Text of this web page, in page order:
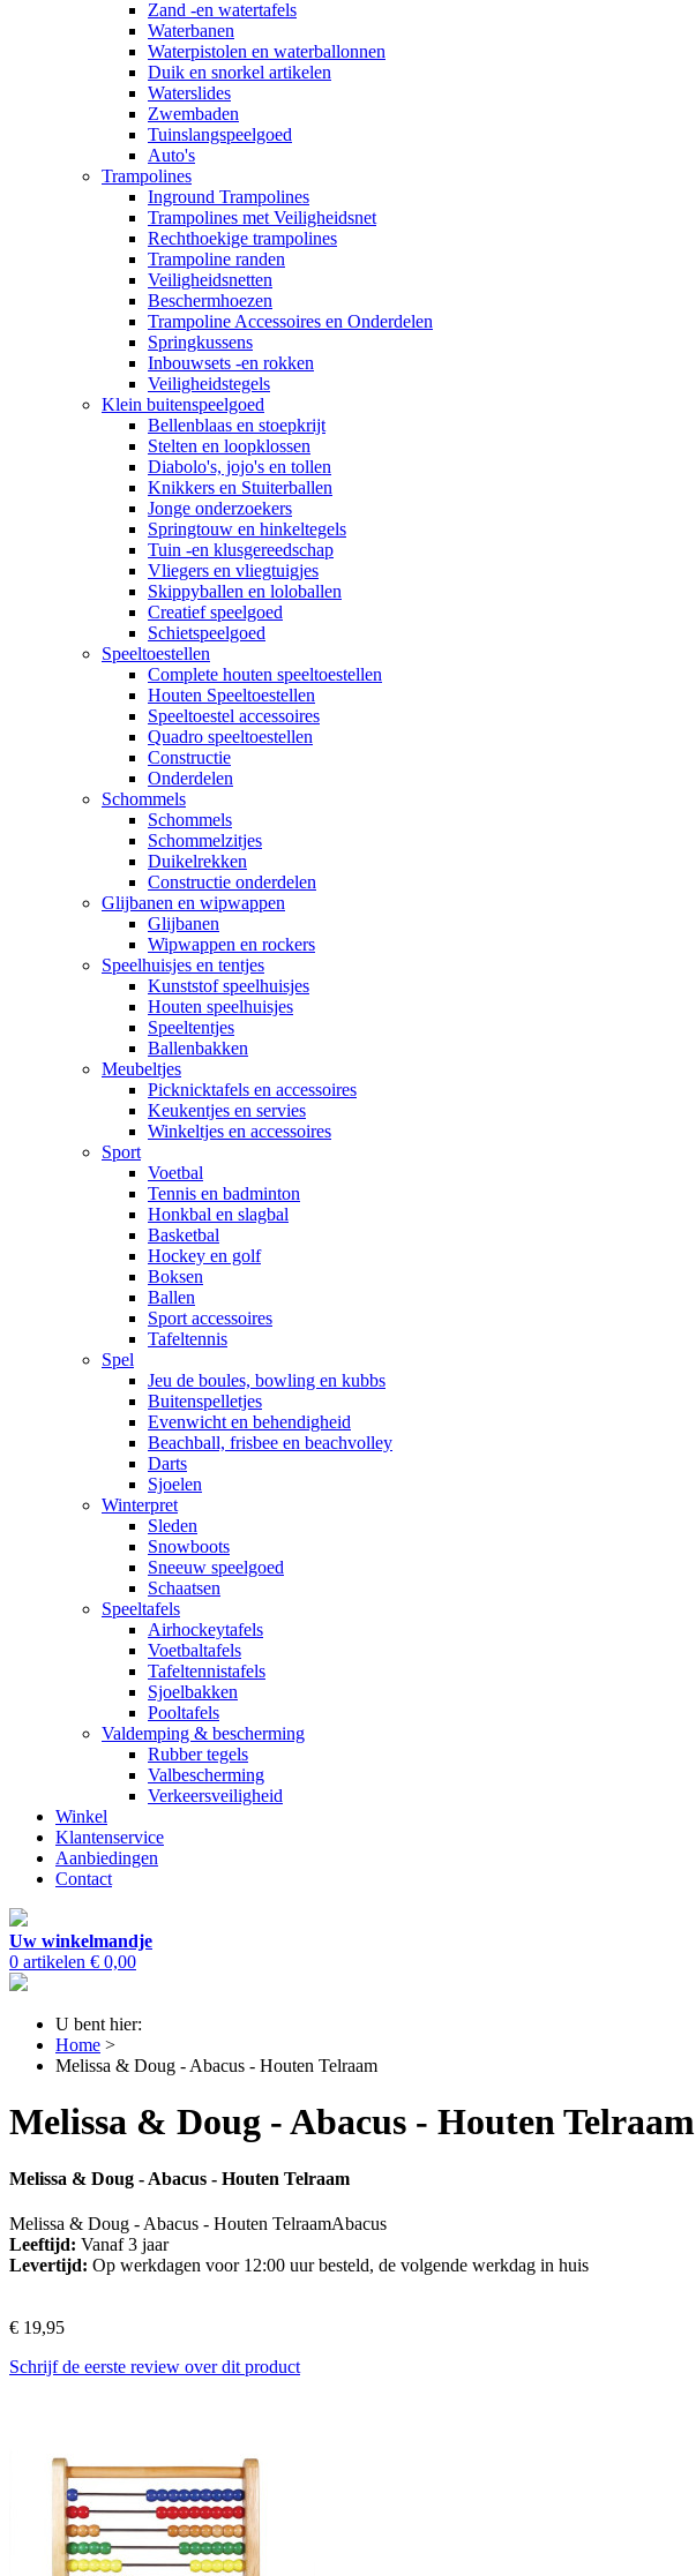
Zand -en watertafels
Waterbanen
Waterpistolen en waterballonnen
Duik en snorkel artikelen
Waterslides
Zwembaden
Tuinslangspeelgoed
Auto's
Trampolines
Inground Trampolines
Trampolines met Veiligheidsnet
Rechthoekige trampolines
Trampoline randen
Veiligheidsnetten
Beschermhoezen
Trampoline Accessoires en Onderdelen
Springkussens
Inbouwsets -en rokken
Veiligheidstegels
Klein buitenspeelgoed
Bellenblaas en stoepkrijt
Stelten en loopklossen
Diabolo's, jojo's en tollen
Knikkers en Stuiterballen
Jonge onderzoekers
Springtouw en hinkeltegels
Tuin -en klusgereedschap
Vliegers en vliegtuigjes
Skippyballen en loloballen
Creatief speelgoed
Schietspeelgoed
Speeltoestellen
Complete houten speeltoestellen
Houten Speeltoestellen
Speeltoestel accessoires
Quadro speeltoestellen
Constructie
Onderdelen
Schommels
Schommels
Schommelzitjes
Duikelrekken
Constructie onderdelen
Glijbanen en wipwappen
Glijbanen
Wipwappen en rockers
Speelhuisjes en tentjes
Kunststof speelhuisjes
Houten speelhuisjes
Speeltentjes
Ballenbakken
Meubeltjes
Picknicktafels en accessoires
Keukentjes en servies
Winkeltjes en accessoires
Sport
Voetbal
Tennis en badminton
Honkbal en slagbal
Basketbal
Hockey en golf
Boksen
Ballen
Sport accessoires
Tafeltennis
Spel
Jeu de boules, bowling en kubbs
Buitenspelletjes
Evenwicht en behendigheid
Beachball, frisbee en beachvolley
Darts
Sjoelen
Winterpret
Sleden
Snowboots
Sneeuw speelgoed
Schaatsen
Speeltafels
Airhockeytafels
Voetbaltafels
Tafeltennistafels
Sjoelbakken
Pooltafels
Valdemping & bescherming
Rubber tegels
Valbescherming
Verkeersveiligheid
Winkel
Klantenservice
Aanbiedingen
Contact
Uw winkelmandje
0 artikelen € 0,00
U bent hier:
Home >
Melissa & Doug - Abacus - Houten Telraam
Melissa & Doug - Abacus - Houten Telraam
Melissa & Doug - Abacus - Houten Telraam
Melissa & Doug - Abacus - Houten TelraamAbacus
Leeftijd: Vanaf 3 jaar
Levertijd: Op werkdagen voor 12:00 uur besteld, de volgende werkdag in huis
€ 19,95
Schrijf de eerste review over dit product